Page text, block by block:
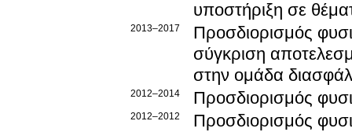
υποστήριξη σε
2013–2017
Προσδιορισμός
σύγκριση
στην ομάδα
2012–2014 Προσδιορισμός
2012–2012 Προσδιορισμός